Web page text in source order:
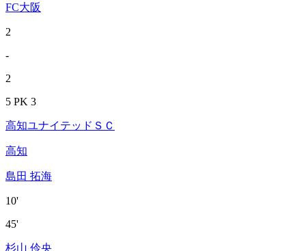
FC大阪
2
-
2
5 PK 3
高知ユナイテッドＳＣ
高知
島田 拓海
10'
45'
杉山 伶央